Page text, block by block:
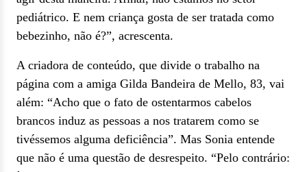
pediátrico. E nem criança gosta de ser tratada como
bebezinho, não é?”, acrescenta.
A criadora de conteúdo, que divide o trabalho na
página com a amiga Gilda Bandeira de Mello, 83, vai
além: “Acho que o fato de ostentarmos cabelos
brancos induz as pessoas a nos tratarem como se
tivéssemos alguma deficiência”. Mas Sonia entende
que não é uma questão de desrespeito. “Pelo contrário: